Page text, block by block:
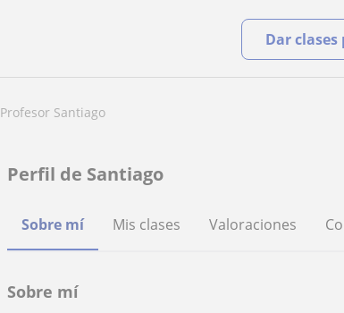
Dar
Profesor Santiago
Perfil de Santiago
Sobre mí Mis clases Valoraciones
Sobre mí